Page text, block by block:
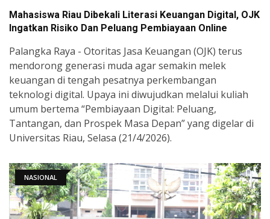
Mahasiswa Riau Dibekali Literasi Keuangan Digital, OJK
Ingatkan Risiko Dan Peluang Pembiayaan Online
Palangka Raya - Otoritas Jasa Keuangan (OJK) terus
mendorong generasi muda agar semakin melek
keuangan di tengah pesatnya perkembangan
teknologi digital. Upaya ini diwujudkan melalui kuliah
umum bertema “Pembiayaan Digital: Peluang,
Tantangan, dan Prospek Masa Depan” yang digelar di
Universitas Riau, Selasa (21/4/2026).
NASIONAL